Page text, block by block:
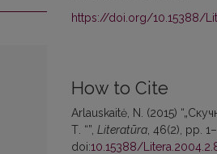
https://doi.org/10.15388/
How to Cite
Arlauskaitė, N. (2015)
Т. “”, Literatūra , 46(2), pp.
doi:10.15388/